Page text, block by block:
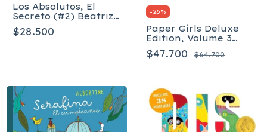
Los Absolutos, El
Secreto (#2) Beatriz
Blanco, Natalia
Martin
$28.500
-26%
Paper Girls Deluxe
Edition, Volume 3
(Paper Girls Deluxe,
3) Tapa dura
$47.700 $64.700